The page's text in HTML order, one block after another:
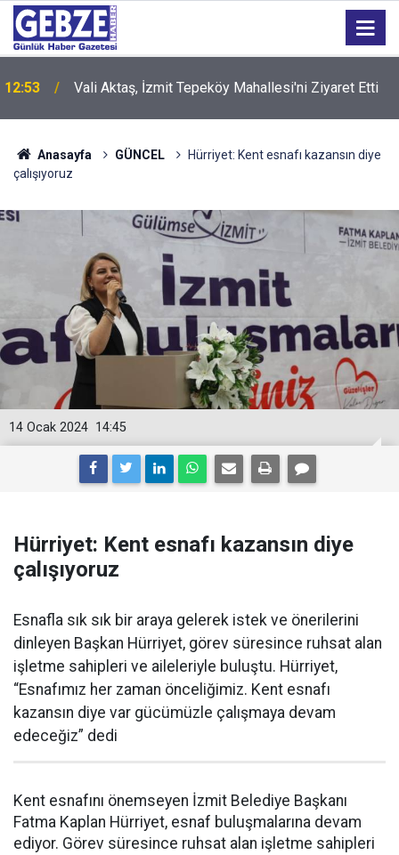
12:53 Vali Aktaş, İzmit Tepeköy Mahallesi'ni Ziyaret Etti
Anasayfa GÜNCEL
Hürriyet: Kent esnafı kazansın diye
çalışıyoruz
14:45
14 Ocak 2024
Hürriyet: Kent esnafı kazansın diye
çalışıyoruz
Esnafla sık sık bir araya gelerek istek ve önerilerini
dinleyen Başkan Hürriyet, görev süresince ruhsat alan
işletme sahipleri ve aileleriyle buluştu. Hürriyet,
“Esnafımız her zaman önceliğimiz. Kent esnafı
kazansın diye var gücümüzle çalışmaya devam
edeceğiz” dedi
Kent esnafını önemseyen İzmit Belediye Başkanı
Fatma Kaplan Hürriyet, esnaf buluşmalarına devam
ediyor. Görev süresince ruhsat alan işletme sahipleri